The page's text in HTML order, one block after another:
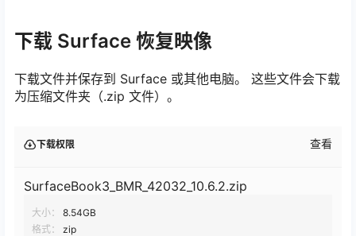
下载 Surface 恢复映像
下载文件并保存到 Surface 或其他电脑。 这些文件会下载
为压缩文件夹（.zip 文件）。
下载权限 查看
SurfaceBook3_BMR_42032_10.6.2.zip
大小：
8.54GB
格式：
zip